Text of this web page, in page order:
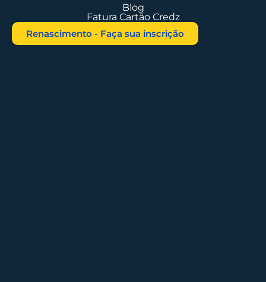
Blog
Fatura Cartão Credz
Renascimento - Faça sua inscrição